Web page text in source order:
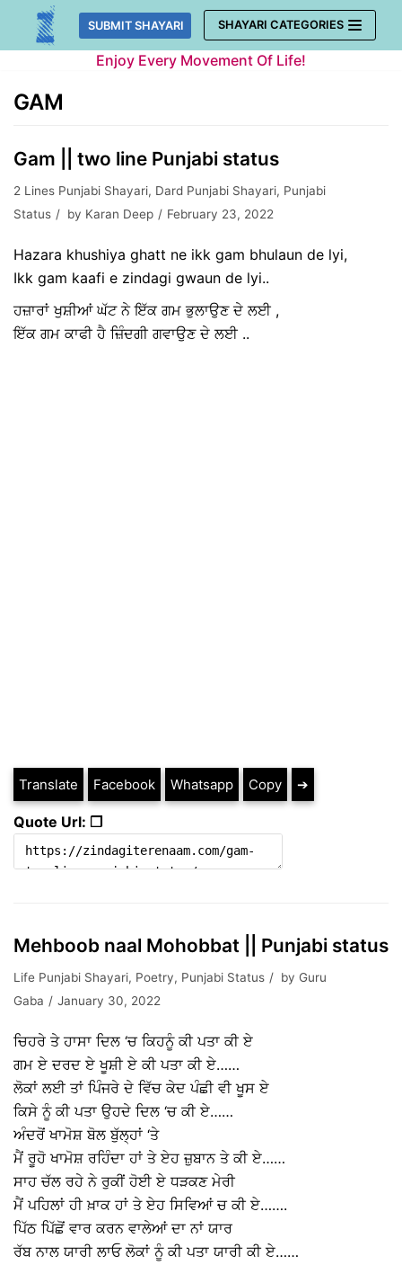
Skip
SUBMIT SHAYARI SHAYARI CATEGORIES
Enjoy Every Movement Of Life!
GAM
Gam || two line Punjabi status
2 Lines Punjabi Shayari, Dard Punjabi Shayari, Punjabi
Status
by Karan Deep February 23, 2022
Hazara khushiya ghatt ne ikk gam bhulaun de lyi,
Ikk gam kaafi e zindagi gwaun de lyi..
ਹਜ਼ਾਰਾਂ ਖੁਸ਼ੀਆਂ ਘੱਟ ਨੇ ਇੱਕ ਗਮ ਭੁਲਾਉਣ ਦੇ ਲਈ ,
ਇੱਕ ਗਮ ਕਾਫੀ ਹੈ ਜ਼ਿੰਦਗੀ ਗਵਾਉਣ ਦੇ ਲਈ ..
Translate Facebook Whatsapp Copy ➔
Quote Url: ❐
Mehboob naal Mohobbat || Punjabi status
Life Punjabi Shayari, Poetry, Punjabi Status by Guru
Gaba
January 30, 2022
ਚਿਹਰੇ ਤੇ ਹਾਸਾ ਦਿਲ ‘ਚ ਕਿਹਨੂੰ ਕੀ ਪਤਾ ਕੀ ਏ
ਗਮ ਏ ਦਰਦ ਏ ਖੂਸ਼ੀ ਏ ਕੀ ਪਤਾ ਕੀ ਏ……
ਲੋਕਾਂ ਲਈ ਤਾਂ ਪਿੰਜਰੇ ਦੇ ਵਿੱਚ ਕੇਦ ਪੰਛੀ ਵੀ ਖੂਸ ਏ
ਕਿਸੇ ਨੂੰ ਕੀ ਪਤਾ ਉਹਦੇ ਦਿਲ ‘ਚ ਕੀ ਏ……
ਅੰਦਰੋਂ ਖਾਮੋਸ਼ ਬੋਲ ਬੁੱਲ੍ਹਾਂ ‘ਤੇ
ਮੈਂ ਰੂਹੋ ਖਾਮੋਸ਼ ਰਹਿੰਦਾ ਹਾਂ ਤੇ ਏਹ ਜ਼ੁਬਾਨ ਤੇ ਕੀ ਏ……
ਸਾਹ ਚੱਲ ਰਹੇ ਨੇ ਰੁਕੀਂ ਹੋਈ ਏ ਧੜਕਣ ਮੇਰੀ
ਮੈਂ ਪਹਿਲਾਂ ਹੀ ਖ਼ਾਕ ਹਾਂ ਤੇ ਏਹ ਸਿਵਿਆਂ ਚ ਕੀ ਏ…….
ਪਿੱਠ ਪਿੱਛੋਂ ਵਾਰ ਕਰਨ ਵਾਲੇਆਂ ਦਾ ਨਾਂ ਯਾਰ
ਰੱਬ ਨਾਲ ਯਾਰੀ ਲਾਓ ਲੋਕਾਂ ਨੂੰ ਕੀ ਪਤਾ ਯਾਰੀ ਕੀ ਏ……